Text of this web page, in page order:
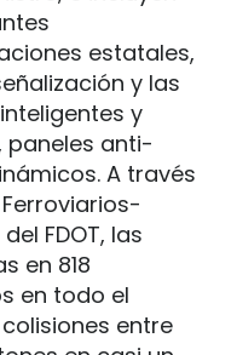
estatales,
y las
y
paneles anti-
A través
FDOT, las
en 818
en todo el
entre